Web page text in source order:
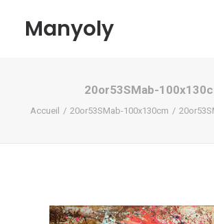
Manyoly
Contact
20or53SMab-
Accueil 20or53SMab-100x130cm